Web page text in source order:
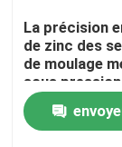
Clôtures
Pièces en
La précision
de zinc des
de moulage
sous
connecteur
électronique